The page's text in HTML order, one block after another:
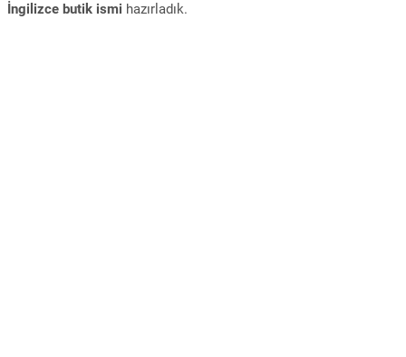
İngilizce butik ismi hazırladık.